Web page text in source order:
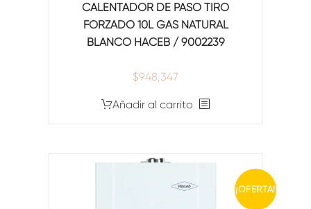
CALENTADOR DE PASO TIRO
FORZADO 10L GAS NATURAL
BLANCO HACEB / 9002239
$948,347
Añadir al carrito
¡OFERTA!